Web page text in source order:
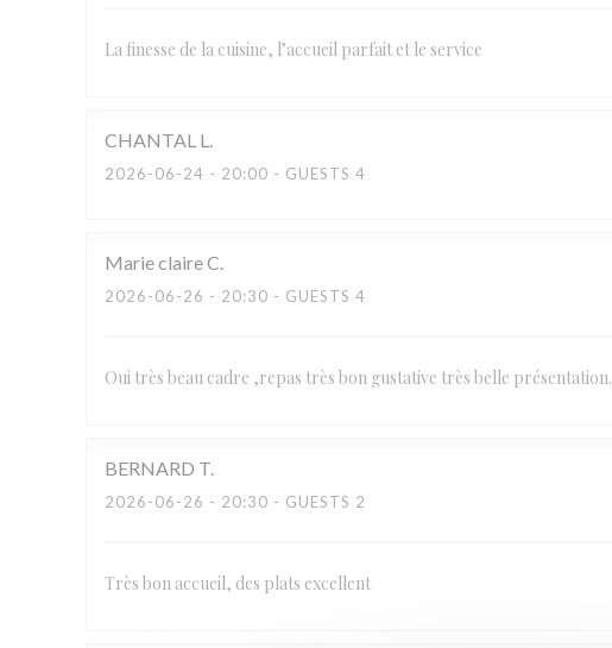
La finesse de la cuisine, l’accueil parfait et le service
CHANTAL L
2026-06-24 - 20:00 - GUESTS 4
Marie claireC
2026-06-26 - 20:30 - GUESTS 4
Oui très beau cadre ,repas très bon gustative très belle présentation.
BERNARD T
2026-06-26 - 20:30 - GUESTS 2
Très bon accueil, des plats excellent